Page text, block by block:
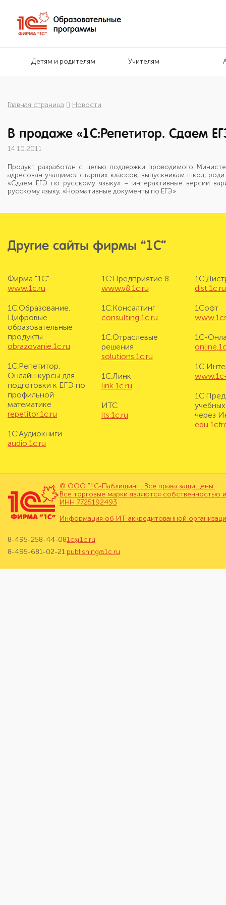
Детям и родителям Учителям
Главная страница Новости
В продаже «1С:Репетитор. Сдаем
14.10.2011
Продукт разработан с целью поддержки проводимого
адресован учащимся старших классов, выпускникам школ,
«Сдаем ЕГЭ по русскому языку» – интерактивные версии
русскому языку, «Нормативные документы по ЕГЭ».
Другие сайты фирмы “1С”
Фирма "1С"
www.1c.ru
1С:Образование.
Цифровые
образовательные
продукты
obrazovanie.1c.ru
1С:Репетитор.
Онлайн курсы для
подготовки к ЕГЭ по
профильной
математике
repetitor.1c.ru
1С:Аудиокниги
audio.1c.ru
1С:Предприятие 8
www.v8.1c.ru
1С:Консалтинг
consulting.1c.ru
1С:Отраслевые
решения
solutions.1c.ru
1С:Линк
link.1c.ru
ИТС
its.1c.ru
dist.1c.ru
1Софт
1С-
1С
через
© ООО "1С-Паблишинг". Все права защищены.
Все торговые марки являются собственностью
ИНН 7725192493
Информация об ИТ-аккредитованной
8-495-258-44-08
8-495-681-02-21
1c@1c.ru
publishing@1c.ru